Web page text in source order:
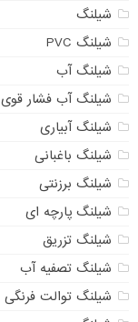
شیلنگ
شیلنگ PVC
شیلنگ آب
شیلنگ آب فشار قوی
شیلنگ آبیاری
شیلنگ باغبانی
شیلنگ برزنتی
شیلنگ پارچه ای
شیلنگ تزریق
شیلنگ تصفیه آب
شیلنگ توالت فرنگی